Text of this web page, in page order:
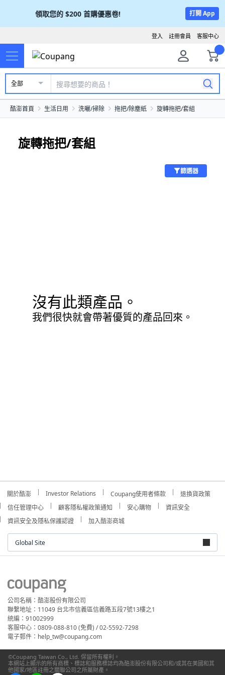
領取您的 $200 首購優惠卷! 打開 App
客服中心
註冊會員
登入
全部
酷澎首頁 生活日用 洗曬/掃除 拖把/除塵紙 旋轉拖把/套組
旋轉拖把/套組
篩選器
沒有此類產品。
我們很快就會帶著優質的產品回來。
關於酷澎 Investor Relations Coupang使用者條款
退換貨政策
信任管理中心
顧客隱私權政策通知 安心購物
資訊安全
資訊安全及隱私保護認證
加入酷澎商城
Global Site
公司名稱：酷澎股份有限公司
聯繫地址：11049 台北市信義區信義路五段7號13樓之1
統編：91002999
客服中心：0809-088-810 (免費) / 02-5592-7298
電子郵件：help_tw@coupang.com
©Coupang Taiwan Co., Ltd. 保留所有權利。
本網站上顯示的所有商標、標誌和服務標誌均為酷澎股份有限公司和/或其在美國和其
他國家/地區註冊之關聯公司之所屬財產。